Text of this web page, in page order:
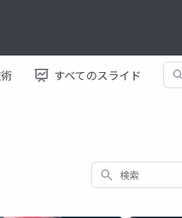
すべてのスライド 検索
検索